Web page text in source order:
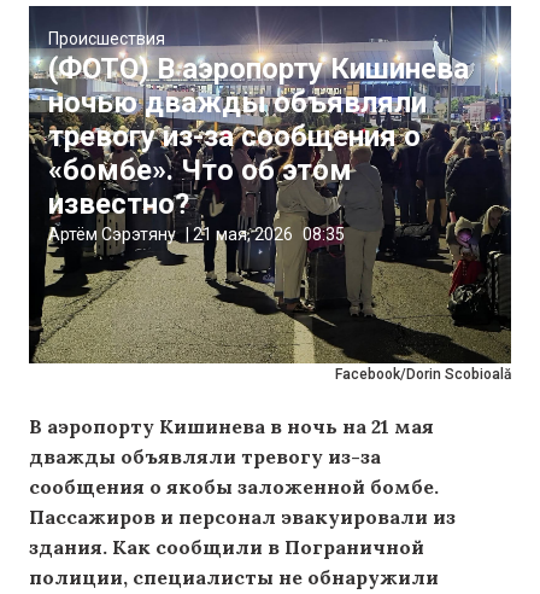
Facebook/Dorin Scobioală
Происшествия
(ФОТО) В аэропорту Кишинева
ночью дважды объявляли
тревогу из-за сообщения о
«бомбе». Что об этом
известно?
Артём Сэрэтяну 21 мая, 2026 08:35
В аэропорту Кишинева в ночь на 21 мая
дважды объявляли тревогу из-за
сообщения о якобы заложенной бомбе.
Пассажиров и персонал эвакуировали из
здания. Как сообщили в Пограничной
полиции, специалисты не обнаружили